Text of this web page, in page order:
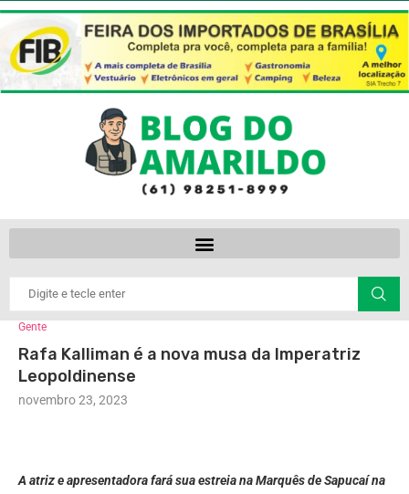
Gente
Rafa Kalliman é a nova musa da Imperatriz
Leopoldinense
novembro 23, 2023
A atriz e apresentadora fará sua estreia na Marquês de Sapucaí na